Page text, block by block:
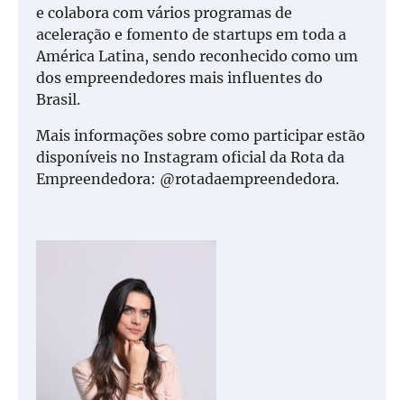
e colabora com vários programas de
aceleração e fomento de startups em toda a
América Latina, sendo reconhecido como um
dos empreendedores mais influentes do
Brasil.
Mais informações sobre como participar estão
disponíveis no Instagram oficial da Rota da
Empreendedora: @rotadaempreendedora.